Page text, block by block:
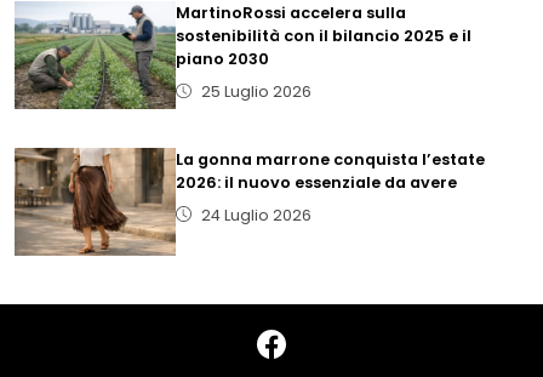
MartinoRossi accelera sulla
sostenibilità con il bilancio 2025 e il
piano 2030
25 Luglio 2026
La gonna marrone conquista l’estate
2026: il nuovo essenziale da avere
24 Luglio 2026